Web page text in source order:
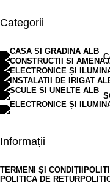
Categorii
Informații
TERMENI ȘI CONDIȚII
POLITICA DE RETUR